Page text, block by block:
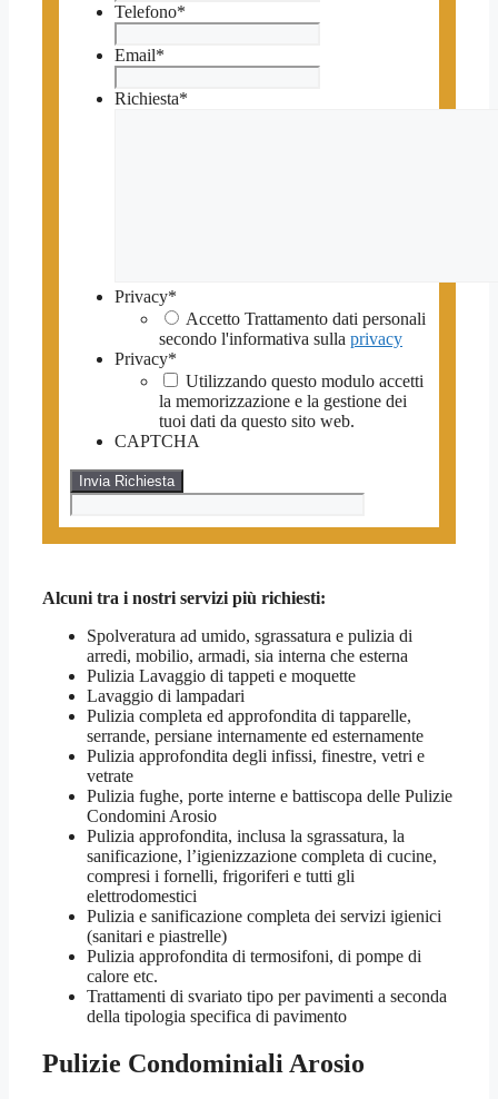
Telefono*
Email*
Richiesta*
Privacy*
Accetto Trattamento dati personali
secondo l'informativa sulla privacy
Privacy*
Utilizzando questo modulo accetti
la memorizzazione e la gestione dei
tuoi dati da questo sito web.
CAPTCHA
Alcuni tra i nostri servizi più richiesti:
Spolveratura ad umido, sgrassatura e pulizia di
arredi, mobilio, armadi, sia interna che esterna
Pulizia Lavaggio di tappeti e moquette
Lavaggio di lampadari
Pulizia completa ed approfondita di tapparelle,
serrande, persiane internamente ed esternamente
Pulizia approfondita degli infissi, finestre, vetri e
vetrate
Pulizia fughe, porte interne e battiscopa delle Pulizie
Condomini Arosio
Pulizia approfondita, inclusa la sgrassatura, la
sanificazione, l’igienizzazione completa di cucine,
compresi i fornelli, frigoriferi e tutti gli
elettrodomestici
Pulizia e sanificazione completa dei servizi igienici
(sanitari e piastrelle)
Pulizia approfondita di termosifoni, di pompe di
calore etc.
Trattamenti di svariato tipo per pavimenti a seconda
della tipologia specifica di pavimento
Pulizie Condominiali Arosio